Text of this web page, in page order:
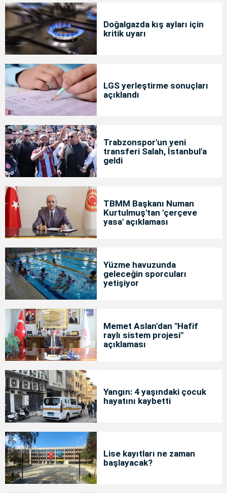
Doğalgazda kış ayları için
kritik uyarı
LGS yerleştirme sonuçları
açıklandı
Trabzonspor'un yeni
transferi Salah, İstanbul'a
geldi
TBMM Başkanı Numan
Kurtulmuş'tan 'çerçeve
yasa' açıklaması
Yüzme havuzunda
geleceğin sporcuları
yetişiyor
Memet Aslan'dan "Hafif
raylı sistem projesi"
açıklaması
Yangın: 4 yaşındaki çocuk
hayatını kaybetti
Lise kayıtları ne zaman
başlayacak?